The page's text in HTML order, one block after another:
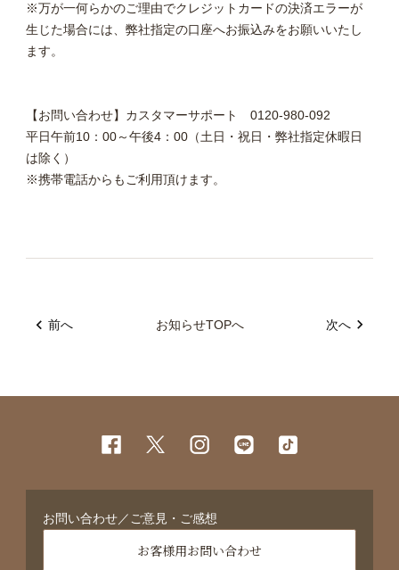
※万が一何らかのご理由でクレジットカードの決済エラーが
生じた場合には、弊社指定の口座へお振込みをお願いいたし
ます。
【お問い合わせ】カスタマーサポート 0120-980-092
平日午前10：00～午後4：00（土日・祝日・弊社指定休暇日
は除く）
※携帯電話からもご利用頂けます。
前へ お知らせTOPへ 次へ
お問い合わせ／ご意見・ご感想
お客様用お問い合わせ